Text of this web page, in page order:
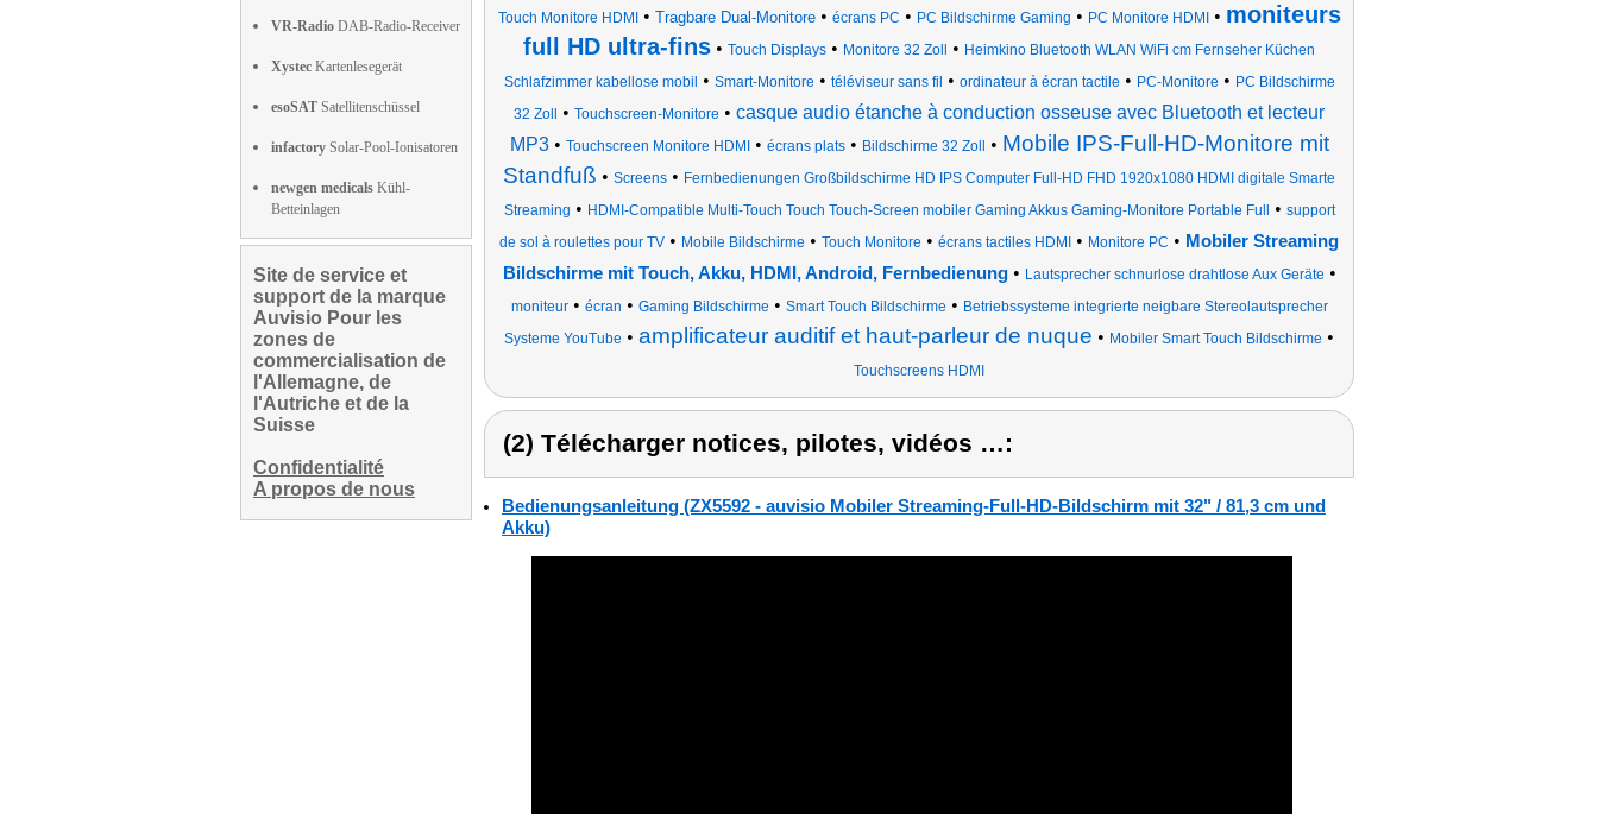
VR-Radio DAB-Radio-Receiver
Xystec Kartenlesegerät
esoSAT Satellitenschüssel
infactory Solar-Pool-Ionisatoren
newgen medicals Kühl-
Betteinlagen
Site de service et
support de la marque
Auvisio Pour les
zones de
commercialisation de
l'Allemagne, de
l'Autriche et de la
Suisse
Confidentialité
A propos de nous
Touch Monitore HDMI • Tragbare Dual-Monitore• écrans PC • PC Bildschirme Gaming • PC Monitore HDMI • moniteurs
full HD ultra-fins • Touch Displays • Monitore 32 Zoll • Heimkino Bluetooth WLAN WiFi cm Fernseher Küchen
Schlafzimmer kabellose mobil
• Smart-Monitore • téléviseur sans fil • ordinateur à écran tactile • PC-Monitore • PC Bildschirme
32 Zoll
• Touchscreen-Monitore • casque audio étanche à conduction osseuse avec Bluetooth et lecteur
MP3• Touchscreen Monitore HDMI • écrans plats• Bildschirme 32 Zoll • Mobile IPS-Full-HD-Monitore mit
Standfuß • Screens • Fernbedienungen Großbildschirme HD IPS Computer Full-HD FHD 1920x1080 HDMI digitale Smarte
Streaming • HDMI-Compatible Multi-Touch Touch Touch-Screen mobiler Gaming Akkus Gaming-Monitore Portable Full • support
de sol à roulettes pour TV • Mobile Bildschirme • Touch Monitore • écrans tactiles HDMI • Monitore PC • Mobiler Streaming
Bildschirme mit Touch, Akku, HDMI, Android, Fernbedienung• Lautsprecher schnurlose drahtlose Aux Geräte •
moniteur• écran • Gaming Bildschirme • Smart Touch Bildschirme • Betriebssysteme integrierte neigbare Stereolautsprecher
Systeme YouTube • amplificateur auditif et haut-parleur de nuque • Mobiler Smart Touch Bildschirme •
Touchscreens HDMI
(2) Télécharger notices, pilotes, vidéos …:
Bedienungsanleitung (ZX5592 - auvisio Mobiler Streaming-Full-HD-Bildschirm mit 32" / 81,3 cm und
Akku)